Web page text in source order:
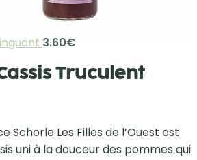
3.60€
Truculent
Schorle Les Filles de l’Ouest est
uni à la douceur des pommes qui